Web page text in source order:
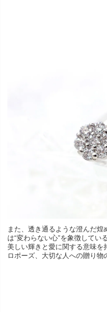
また、透き通るような澄んだ煌
は“変わらない心”を象徴してい
美しい輝きと愛に関する意味
ロポーズ、大切な人への贈り物